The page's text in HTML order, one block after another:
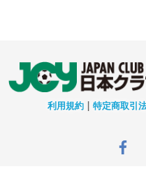
利用規約 | 特定商取引